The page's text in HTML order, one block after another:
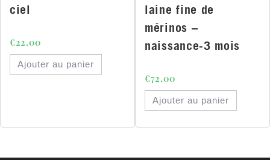
ciel
€22.00
Ajouter au panier
laine fine de
mérinos –
naissance-3 mois
€72.00
Ajouter au panier